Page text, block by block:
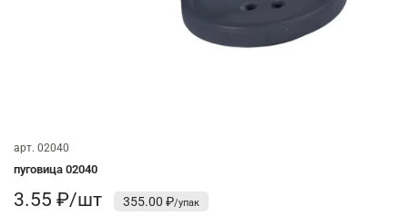
арт. 02040
пуговица 02040
3.55 ₽/шт 355.00 ₽